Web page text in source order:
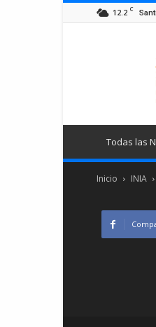
12.2 C
Todas las
Inicio INIA